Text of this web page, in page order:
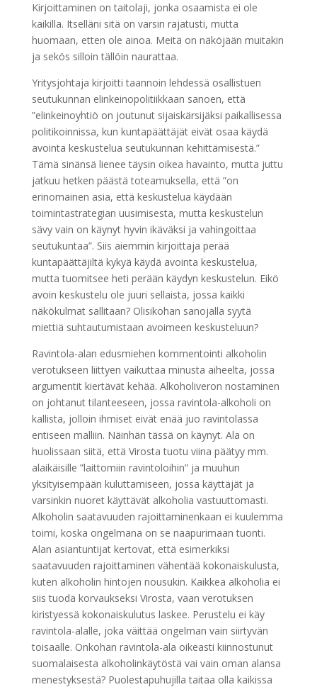
Kirjoittaminen on taitolaji, jonka osaamista ei ole
kaikilla. Itselläni sitä on varsin rajatusti, mutta
huomaan, etten ole ainoa. Meitä on näköjään muitakin
ja sekös silloin tällöin naurattaa.
Yritysjohtaja kirjoitti taannoin lehdessä osallistuen
seutukunnan elinkeinopolitiikkaan sanoen, että
”elinkeinoyhtiö on joutunut sijaiskärsijäksi paikallisessa
politikoinnissa, kun kuntapäättäjät eivät osaa käydä
avointa keskustelua seutukunnan kehittämisestä.”
Tämä sinänsä lienee täysin oikea havainto, mutta juttu
jatkuu hetken päästä toteamuksella, että ”on
erinomainen asia, että keskustelua käydään
toimintastrategian uusimisesta, mutta keskustelun
sävy vain on käynyt hyvin ikäväksi ja vahingoittaa
seutukuntaa”. Siis aiemmin kirjoittaja perää
kuntapäättäjiltä kykyä käydä avointa keskustelua,
mutta tuomitsee heti perään käydyn keskustelun. Eikö
avoin keskustelu ole juuri sellaista, jossa kaikki
näkökulmat sallitaan? Olisikohan sanojalla syytä
miettiä suhtautumistaan avoimeen keskusteluun?
Ravintola-alan edusmiehen kommentointi alkoholin
verotukseen liittyen vaikuttaa minusta aiheelta, jossa
argumentit kiertävät kehää. Alkoholiveron nostaminen
on johtanut tilanteeseen, jossa ravintola-alkoholi on
kallista, jolloin ihmiset eivät enää juo ravintolassa
entiseen malliin. Näinhän tässä on käynyt. Ala on
huolissaan siitä, että Virosta tuotu viina päätyy mm.
alaikäisille ”laittomiin ravintoloihin” ja muuhun
yksityisempään kuluttamiseen, jossa käyttäjät ja
varsinkin nuoret käyttävät alkoholia vastuuttomasti.
Alkoholin saatavuuden rajoittaminenkaan ei kuulemma
toimi, koska ongelmana on se naapurimaan tuonti.
Alan asiantuntijat kertovat, että esimerkiksi
saatavuuden rajoittaminen vähentää kokonaiskulusta,
kuten alkoholin hintojen nousukin. Kaikkea alkoholia ei
siis tuoda korvaukseksi Virosta, vaan verotuksen
kiristyessä kokonaiskulutus laskee. Perustelu ei käy
ravintola-alalle, joka väittää ongelman vain siirtyvän
toisaalle. Onkohan ravintola-ala oikeasti kiinnostunut
suomalaisesta alkoholinkäytöstä vai vain oman alansa
menestyksestä? Puolestapuhujilla taitaa olla kaikissa